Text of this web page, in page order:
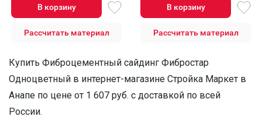
В корзину
Рассчитать материал
В корзину
Рассчитать материал
Купить Фиброцементный сайдинг Фибростар
Одноцветный в интернет-магазине Стройка Маркет в
Анапе по цене от 1 607 руб. с доставкой по всей
России.